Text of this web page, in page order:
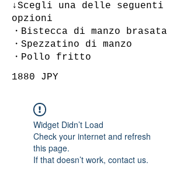
↓Scegli una delle seguenti
opzioni
・Bistecca di manzo brasata
・Spezzatino di manzo
・Pollo fritto
1880 JPY
Widget Didn’t Load
Check your internet and refresh
this page.
If that doesn’t work, contact us.